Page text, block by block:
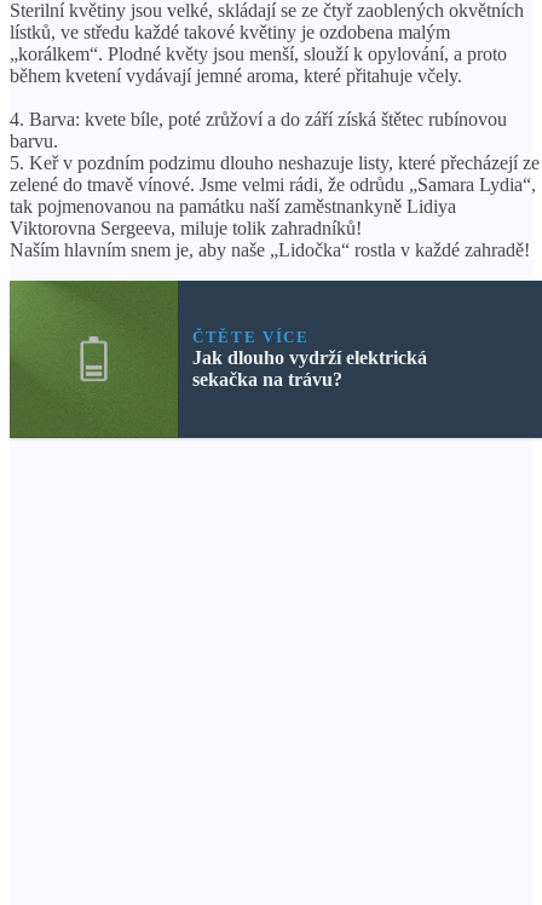
Sterilní květiny jsou velké, skládají se ze čtyř zaoblených okvětních
lístků, ve středu každé takové květiny je ozdobena malým
„korálkem“. Plodné květy jsou menší, slouží k opylování, a proto
během kvetení vydávají jemné aroma, které přitahuje včely.
4. Barva: kvete bíle, poté zrůžoví a do září získá štětec rubínovou
barvu.
5. Keř v pozdním podzimu dlouho neshazuje listy, které přecházejí ze
zelené do tmavě vínové. Jsme velmi rádi, že odrůdu „Samara Lydia“,
tak pojmenovanou na památku naší zaměstnankyně Lidiya
Viktorovna Sergeeva, miluje tolik zahradníků!
Naším hlavním snem je, aby naše „Lidočka“ rostla v každé zahradě!
ČTĚTE VÍCE
Jak dlouho vydrží elektrická
sekačka na trávu?